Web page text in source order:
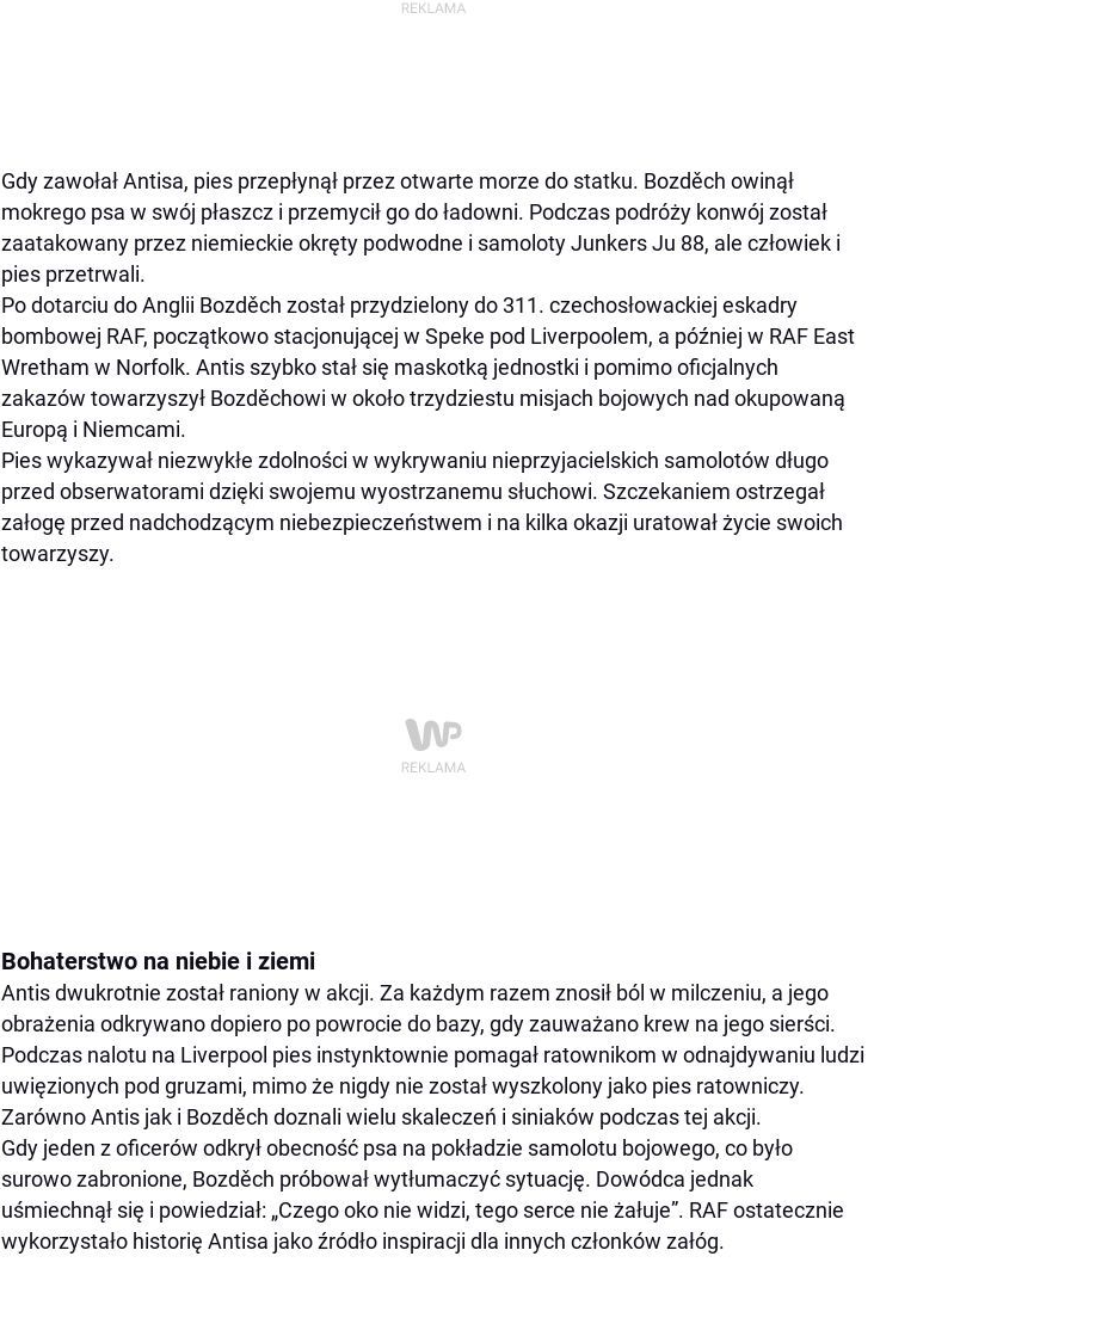
Gdy zawołał Antisa, pies przepłynął przez otwarte morze do statku. Bozděch owinął
mokrego psa w swój płaszcz i przemycił go do ładowni. Podczas podróży konwój został
zaatakowany przez niemieckie okręty podwodne i samoloty Junkers Ju 88, ale człowiek i
pies przetrwali.
Po dotarciu do Anglii Bozděch został przydzielony do 311. czechosłowackiej eskadry
bombowej RAF, początkowo stacjonującej w Speke pod Liverpoolem, a później w RAF East
Wretham w Norfolk. Antis szybko stał się maskotką jednostki i pomimo oficjalnych
zakazów towarzyszył Bozděchowi w około trzydziestu misjach bojowych nad okupowaną
Europą i Niemcami.
Pies wykazywał niezwykłe zdolności w wykrywaniu nieprzyjacielskich samolotów długo
przed obserwatorami dzięki swojemu wyostrzanemu słuchowi. Szczekaniem ostrzegał
załogę przed nadchodzącym niebezpieczeństwem i na kilka okazji uratował życie swoich
towarzyszy.
Bohaterstwo na niebie i ziemi
Antis dwukrotnie został raniony w akcji. Za każdym razem znosił ból w milczeniu, a jego
obrażenia odkrywano dopiero po powrocie do bazy, gdy zauważano krew na jego sierści.
Podczas nalotu na Liverpool pies instynktownie pomagał ratownikom w odnajdywaniu ludzi
uwięzionych pod gruzami, mimo że nigdy nie został wyszkolony jako pies ratowniczy.
Zarówno Antis jak i Bozděch doznali wielu skaleczeń i siniaków podczas tej akcji.
Gdy jeden z oficerów odkrył obecność psa na pokładzie samolotu bojowego, co było
surowo zabronione, Bozděch próbował wytłumaczyć sytuację. Dowódca jednak
uśmiechnął się i powiedział: „Czego oko nie widzi, tego serce nie żałuje”. RAF ostatecznie
wykorzystało historię Antisa jako źródło inspiracji dla innych członków załóg.